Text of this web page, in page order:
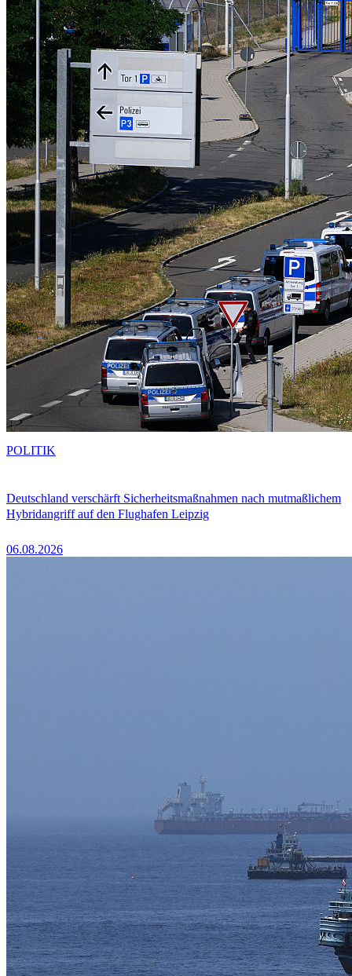
Deutschland verschärft Sicherheitsmaßnahmen nach mutmaßlichem
Hybridangriff auf den Flughafen Leipzig
06.08.2026
POLITIK